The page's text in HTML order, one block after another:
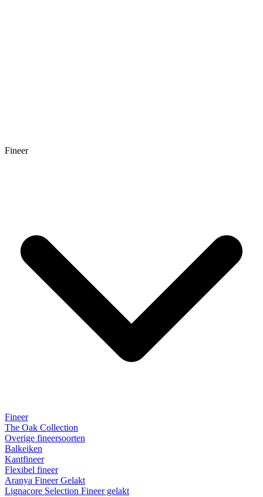
Fineer
Fineer
The Oak Collection
Overige fineersoorten
Balkeiken
Kantfineer
Flexibel fineer
Aranya Fineer Gelakt
Lignacore Selection Fineer gelakt